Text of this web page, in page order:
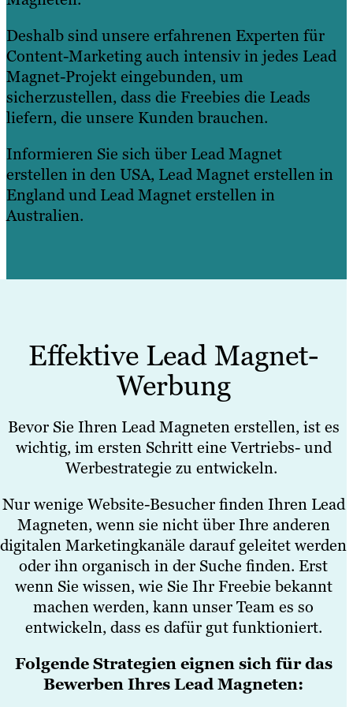
Deshalb sind unsere erfahrenen Experten für
Content-Marketing auch intensiv in jedes Lead
Magnet-Projekt eingebunden, um
sicherzustellen, dass die Freebies die Leads
liefern, die unsere Kunden brauchen.
Informieren Sie sich über Lead Magnet
erstellen in den USA, Lead Magnet erstellen in
England und Lead Magnet erstellen in
Australien.
Effektive Lead Magnet-
Werbung
Bevor Sie Ihren Lead Magneten erstellen, ist es
wichtig, im ersten Schritt eine Vertriebs- und
Werbestrategie zu entwickeln.
Nur wenige Website-Besucher finden Ihren Lead
Magneten, wenn sie nicht über Ihre anderen
digitalen Marketingkanäle darauf geleitet werden
oder ihn organisch in der Suche finden. Erst
wenn Sie wissen, wie Sie Ihr Freebie bekannt
machen werden, kann unser Team es so
entwickeln, dass es dafür gut funktioniert.
Folgende Strategien eignen sich für das
Bewerben Ihres Lead Magneten: